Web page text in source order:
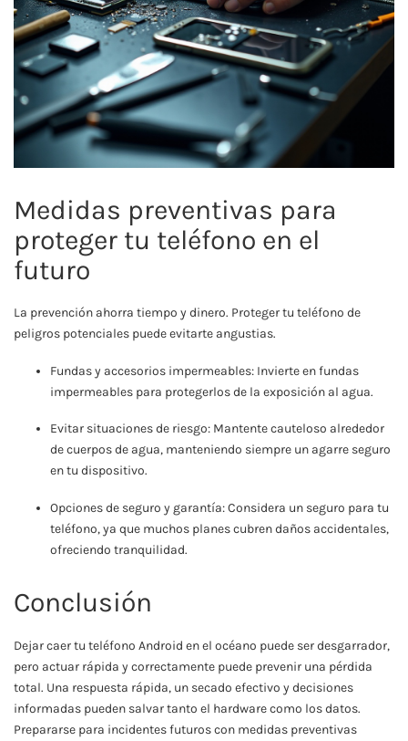
Medidas preventivas para
proteger tu teléfono en el
futuro
La prevención ahorra tiempo y dinero. Proteger tu teléfono de
peligros potenciales puede evitarte angustias.
Fundas y accesorios impermeables: Invierte en fundas
impermeables para protegerlos de la exposición al agua.
Evitar situaciones de riesgo: Mantente cauteloso alrededor
de cuerpos de agua, manteniendo siempre un agarre seguro
en tu dispositivo.
Opciones de seguro y garantía: Considera un seguro para tu
teléfono, ya que muchos planes cubren daños accidentales,
ofreciendo tranquilidad.
Conclusión
Dejar caer tu teléfono Android en el océano puede ser desgarrador,
pero actuar rápida y correctamente puede prevenir una pérdida
total. Una respuesta rápida, un secado efectivo y decisiones
informadas pueden salvar tanto el hardware como los datos.
Prepararse para incidentes futuros con medidas preventivas